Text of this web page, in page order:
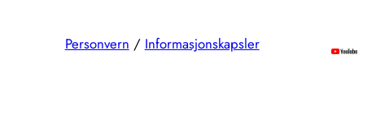
Personvern / Informasjonskapsler